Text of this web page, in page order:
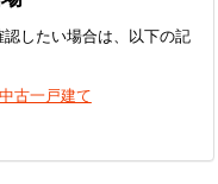
したい場合は、以下の記
中古一戸建て